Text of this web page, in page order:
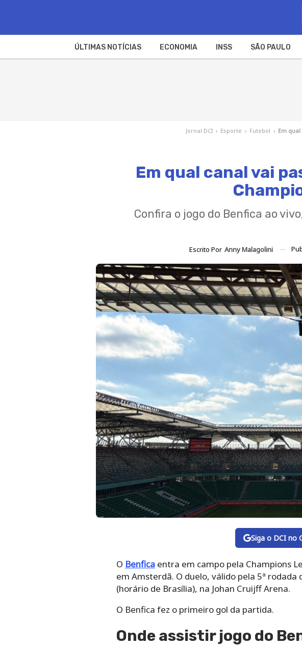
ÚLTIMAS NOTÍCIAS ECONOMIA INSS SÃO PAULO
Jornal DCI › Esporte › Futebol › Em
Em qual canal vai
Confira o jogo do Benfica ao
Escrito Por Anny Malagolini
Siga o DCI no
O Benficaentra em campo pela Champions
em Amsterdã. O duelo, válido pela 5ª
(horário de Brasília), na Johan Cruijff Arena.
O Benfica fez o primeiro gol da partida.
Onde assistir jogo do